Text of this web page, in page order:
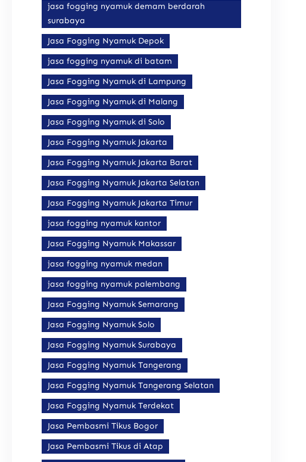
jasa fogging nyamuk demam berdarah
surabaya
Jasa Fogging Nyamuk Depok
jasa fogging nyamuk di batam
Jasa Fogging Nyamuk di Lampung
Jasa Fogging Nyamuk di Malang
Jasa Fogging Nyamuk di Solo
Jasa Fogging Nyamuk Jakarta
Jasa Fogging Nyamuk Jakarta Barat
Jasa Fogging Nyamuk Jakarta Selatan
Jasa Fogging Nyamuk Jakarta Timur
jasa fogging nyamuk kantor
Jasa Fogging Nyamuk Makassar
jasa fogging nyamuk medan
jasa fogging nyamuk palembang
Jasa Fogging Nyamuk Semarang
Jasa Fogging Nyamuk Solo
Jasa Fogging Nyamuk Surabaya
Jasa Fogging Nyamuk Tangerang
Jasa Fogging Nyamuk Tangerang Selatan
Jasa Fogging Nyamuk Terdekat
Jasa Pembasmi Tikus Bogor
Jasa Pembasmi Tikus di Atap